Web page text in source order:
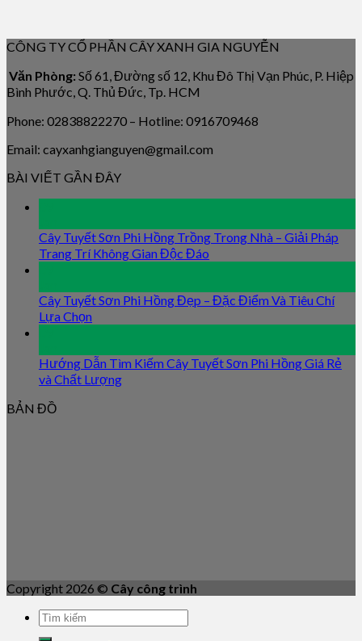
CÔNG TY CỔ PHẦN CÂY XANH GIA NGUYỄN
Văn Phòng: Số 61, Đường số 12, Khu Đô Thị Vạn Phúc, P. Hiệp
Bình Phước, Q. Thủ Đức, Tp. HCM
Phone: 02838822270 – Hotline: 0916709468
Email: cayxanhgianguyen@gmail.com
BÀI VIẾT GẦN ĐÂY
Cây Tuyết Sơn Phi Hồng Trồng Trong Nhà – Giải Pháp
Trang Trí Không Gian Độc Đáo
Cây Tuyết Sơn Phi Hồng Đẹp – Đặc Điểm Và Tiêu Chí
Lựa Chọn
Hướng Dẫn Tìm Kiếm Cây Tuyết Sơn Phi Hồng Giá Rẻ
và Chất Lượng
BẢN ĐỒ
Copyright 2026 © Cây công trình